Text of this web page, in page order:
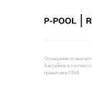
Оснащение
бассейнов в
правилами FINA